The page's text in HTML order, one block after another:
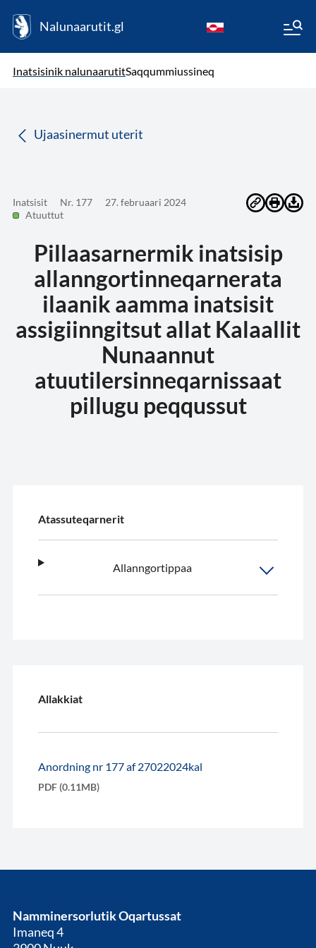
Nalunaarutit.gl
Inatsisinik nalunaarutitSaqqummiussineq
Ujaasinermut uterit
Inatsisit Nr. 177
27. februaari 2024
Atuuttut
Pillaasarnermik inatsisip
allanngortinneqarnerata
ilaanik aamma inatsisit
assigiinngitsut allat Kalaallit
Nunaannut
atuutilersinneqarnissaat
pillugu peqqussut
Atassuteqarnerit
Allanngortippaa
Allakkiat
Anordning nr 177 af 27022024kal
PDF (0.11MB)
Namminersorlutik Oqartussat
Imaneq 4